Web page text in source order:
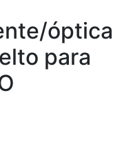
óptica
para